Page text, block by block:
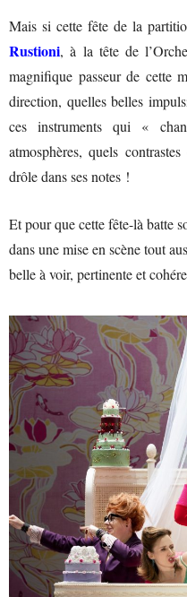
Mais si cette fête de la
Rustioni, à la tête de
magnifique passeur de cette
direction, quelles belles
ces instruments qui «
atmosphères, quels
drôle dans ses notes !
Et pour que cette fête-là batte
dans une mise en scène tout
belle à voir, pertinente et